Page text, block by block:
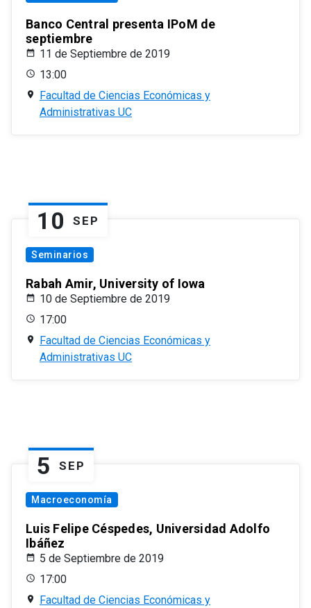
Banco Central presenta IPoM de
septiembre
11 de Septiembre de 2019
13:00
Facultad de Ciencias Económicas y
Administrativas UC
10 SEP
Seminarios
Rabah Amir, University of Iowa
10 de Septiembre de 2019
17:00
Facultad de Ciencias Económicas y
Administrativas UC
5 SEP
Macroeconomía
Luis Felipe Céspedes, Universidad Adolfo
Ibáñez
5 de Septiembre de 2019
17:00
Facultad de Ciencias Económicas y